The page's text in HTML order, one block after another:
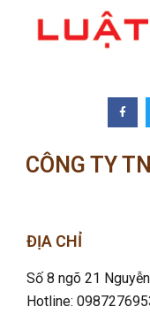
CÔNG TY
ĐỊA CHỈ
Số 8 ngõ 21
Hotline: